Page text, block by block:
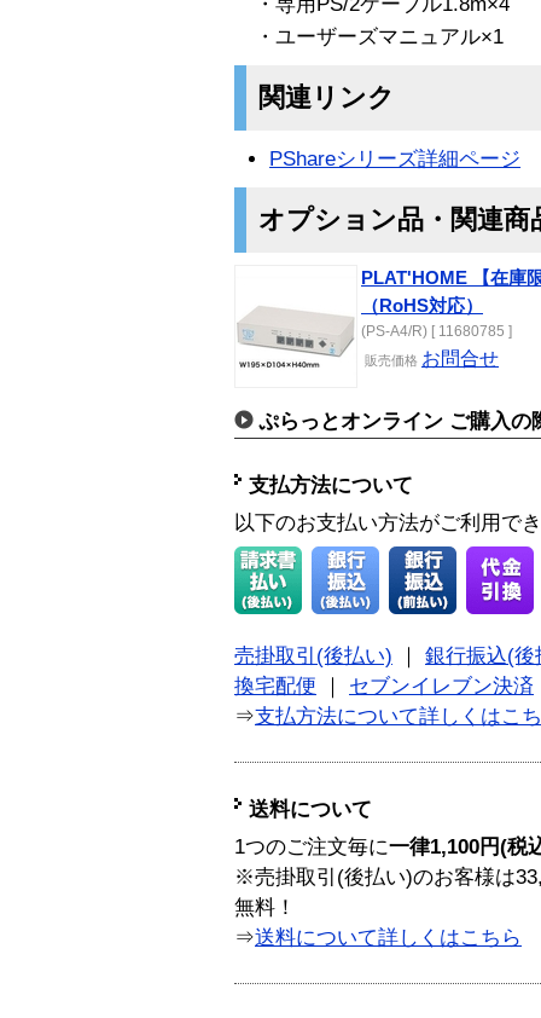
・ユーザーズマニュアル×1
関連リンク
PShareシリーズ詳細ページ
オプション品・関連商
PLAT'HOME 【在庫
（RoHS対応）
(PS-A4/R) [ 11680785 ]
販売価格 お問合せ
ぷらっとオンライン ご購入の
支払方法について
以下のお支払い方法がご利用で
売掛取引(後払い)
銀行振込(後
換宅配便
セブンイレブン決済
⇒支払方法について詳しくはこ
送料について
1つのご注文毎に一律1,100円(税
※売掛取引(後払い)のお客様は
無料！
⇒送料について詳しくはこちら